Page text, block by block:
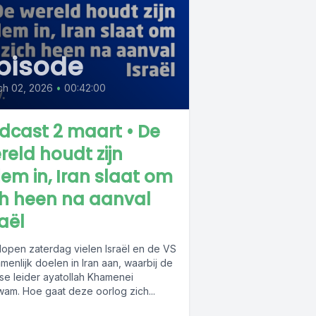
was
a wolf in
she
in 2014
and
it's not
02, 2026 • 00:42:00
2 maart • De
houdt zijn
in, Iran slaat om
heen na aanval
zaterdag vielen Israël en de VS
doelen in Iran aan, waarbij de
leider ayatollah Khamenei
Hoe gaat deze oorlog zich...